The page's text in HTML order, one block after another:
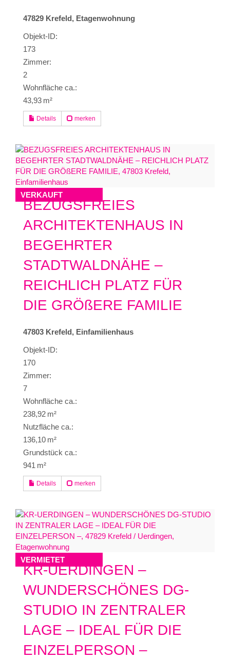
47829 Krefeld, Etagenwohnung
Objekt-ID:
173
Zimmer:
2
Wohnfläche ca.:
43,93 m²
Details merken
VERKAUFT
BEZUGSFREIES
ARCHITEKTENHAUS IN
BEGEHRTER
STADTWALDNÄHE –
REICHLICH PLATZ FÜR
DIE GRÖßERE FAMILIE
47803 Krefeld, Einfamilienhaus
Objekt-ID:
170
Zimmer:
7
Wohnfläche ca.:
238,92 m²
Nutzfläche ca.:
136,10 m²
Grund­stück ca.:
941 m²
Details merken
VERMIETET
KR-UERDINGEN –
WUNDERSCHÖNES DG-
STUDIO IN ZENTRALER
LAGE – IDEAL FÜR DIE
EINZELPERSON –